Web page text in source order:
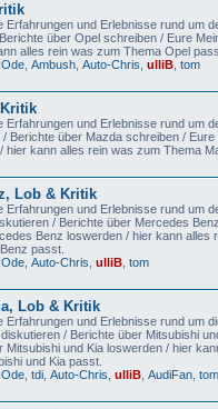
Erfahrungen und Erlebnisse rund um
über Opel schreiben / Eure
alles rein was zum Thema Opel
Ambush Auto-Chris ulliB tom
Erfahrungen und Erlebnisse rund um
Berichte über Mazda schreiben / Eure
hier kann alles rein was zum Thema
Lob & Kritik
Erfahrungen und Erlebnisse rund um
/ Berichte über Mercedes
Benz loswerden / hier kann alles
passt.
Auto-Chris ulliB tom
Lob & Kritik
Erfahrungen und Erlebnisse rund um
/ Berichte über Mitsubishi
Mitsubishi und Kia loswerden / hier
und Kia passt.
tdi Auto-Chris ulliB AudiFan tom